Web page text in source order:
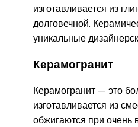
изготавливается из
долговечной.
уникальные
Керамогранит
Керамогранит — это
изготавливается из
обжигаются при очень